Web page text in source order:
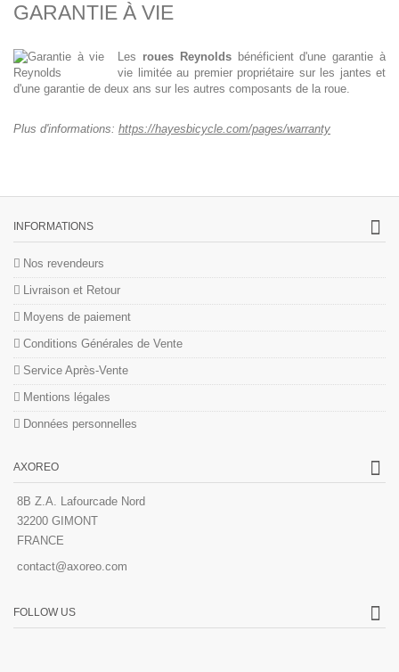
GARANTIE À VIE
Les roues Reynoldsbénéficient d'une garantie à
vie limitée au premier propriétaire sur les jantes et
d'une garantie de deux ans sur les autres composants de la roue.
Plus d'informations: https://hayesbicycle.com/pages/warranty
INFORMATIONS
Nos revendeurs
Livraison et Retour
Moyens de paiement
Conditions Générales de Vente
Service Après-Vente
Mentions légales
Données personnelles
AXOREO
8B Z.A. Lafourcade Nord
32200 GIMONT
FRANCE
contact@axoreo.com
FOLLOW US